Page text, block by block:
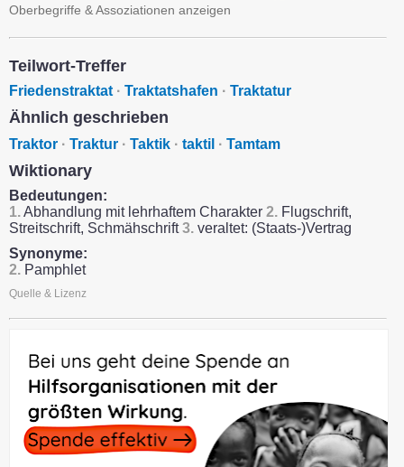
Oberbegriffe & Assoziationen anzeigen
Teilwort-Treffer
Friedenstraktat · Traktatshafen · Traktatur
Ähnlich geschrieben
Traktor · Traktur · Taktik · taktil · Tamtam
Wiktionary
Bedeutungen:
1.Abhandlung mit lehrhaftem Charakter 2. Flugschrift,
Streitschrift, Schmähschrift3. veraltet: (Staats-)Vertrag
Synonyme:
2. Pamphlet
Quelle & Lizenz